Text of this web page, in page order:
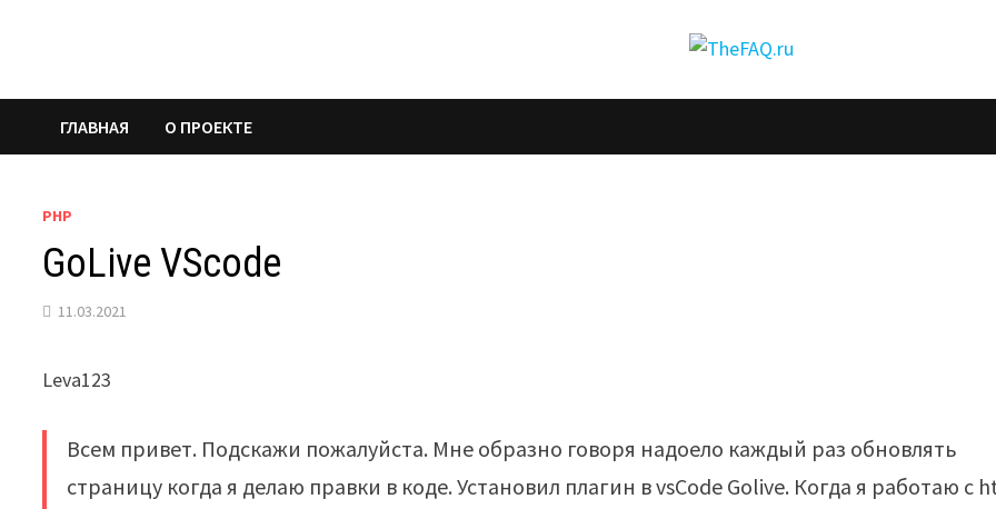
ГЛАВНАЯ О ПРОЕКТЕ
PHP
GoLive VScode
11.03.2021
Leva123
Всем привет. Подскажи пожалуйста. Мне образно говоря надоело каждый раз обновлять
страницу когда я делаю правки в коде. Установил плагин в vsCode Golive. Когда я работаю с